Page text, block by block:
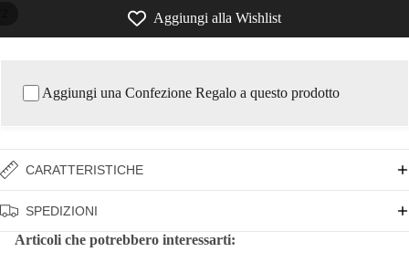
Aggiungi alla Wishlist
Aggiungi una Confezione Regalo a questo prodotto
CARATTERISTICHE
SPEDIZIONI
Articoli che potrebbero interessarti: